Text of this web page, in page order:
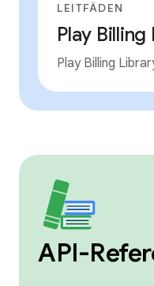
LEITFÄDEN
Play Billing
Play Billing
API-